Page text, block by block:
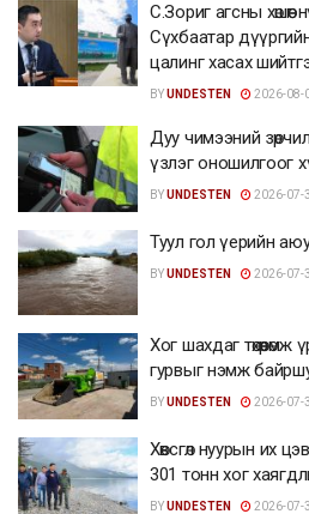
С.Зориг агсны хөшөөг
Сүхбаатар
цалинг хасах
BYUNDESTEN 2026-08-
Дуу чимээний
үзлэг оношилгоог
BYUNDESTEN 2026-07-
Туул гол үерийн
BYUNDESTEN 2026-07-
Хог шахдаг төхөөрөмж
гурвыг нэмж
BYUNDESTEN 2026-07-
Хөвсгөл нуурын их
301 тонн хог
BYUNDESTEN 2026-07-